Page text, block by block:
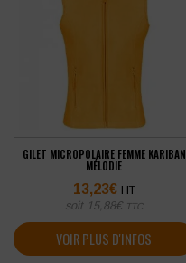
GILET MICROPOLAIRE FEMME KARIBAN
MÉLODIE
13,23€ HT
soit 15,88€ TTC
VOIR PLUS D'INFOS